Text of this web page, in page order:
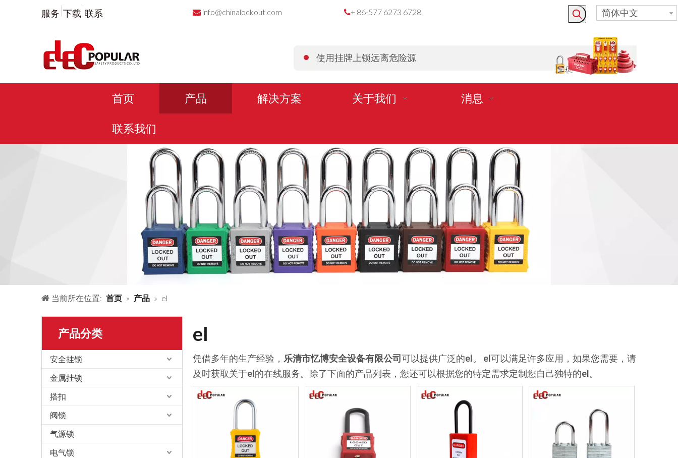
服务 下载 联系  info@chinalockout.com + 86-577 6273 6728 简体中文
使用挂牌上锁远离危险源
首页 产品 解决方案 关于我们 消息
联系我们
当前所在位置: 首页 » 产品 » el
产品分类
安全挂锁
金属挂锁
搭扣
阀锁
气源锁
电气锁
el
凭借多年的生产经验， 乐清市忆博安全设备有限公司可以提供广泛的el。 el可以满足许多应用，如果您需要，请
及时获取关于el的在线服务。除了下面的产品列表，您还可以根据您的特定需求定制您自己独特的el。